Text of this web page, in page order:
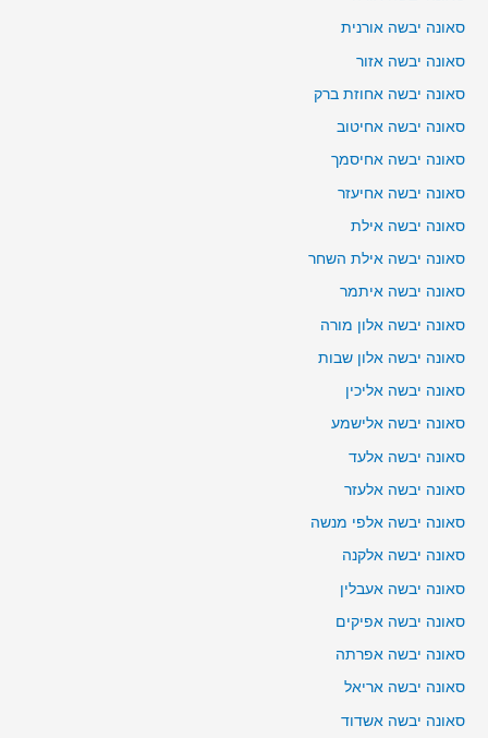
סאונה יבשה אורנית
סאונה יבשה אזור
סאונה יבשה אחוזת ברק
סאונה יבשה אחיטוב
סאונה יבשה אחיסמך
סאונה יבשה אחיעזר
סאונה יבשה אילת
סאונה יבשה אילת השחר
סאונה יבשה איתמר
סאונה יבשה אלון מורה
סאונה יבשה אלון שבות
סאונה יבשה אליכין
סאונה יבשה אלישמע
סאונה יבשה אלעד
סאונה יבשה אלעזר
סאונה יבשה אלפי מנשה
סאונה יבשה אלקנה
סאונה יבשה אעבלין
סאונה יבשה אפיקים
סאונה יבשה אפרתה
סאונה יבשה אריאל
סאונה יבשה אשדוד